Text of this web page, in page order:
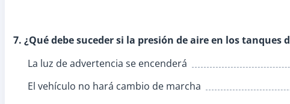
7. ¿Qué debe suceder si la presión de aire en los tanques
La luz de advertencia se encenderá
El vehículo no hará cambio de marcha